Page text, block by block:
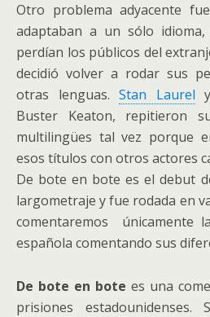
Otro problema adyacente
adaptaban a un sólo
perdían los públicos del
decidió volver a rodar sus
otras lenguas.Stan Laurel
Buster Keaton, repitieron
multilingües tal vez porque
esos títulos con otros actores
De bote en bote es el debut
largometraje y fue rodada en
comentaremos únicamente
española comentando sus
De bote en bote es una
prisiones